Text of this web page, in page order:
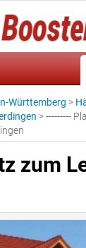
Württemberg >
>---------
zum